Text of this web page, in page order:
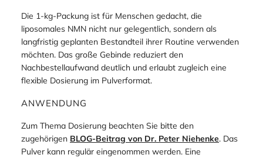
Die 1-kg-Packung ist für Menschen gedacht, die
liposomales NMN nicht nur gelegentlich, sondern als
langfristig geplanten Bestandteil ihrer Routine verwenden
möchten. Das große Gebinde reduziert den
Nachbestellaufwand deutlich und erlaubt zugleich eine
flexible Dosierung im Pulverformat.
ANWENDUNG
Zum Thema Dosierung beachten Sie bitte den
zugehörigen BLOG-Beitrag von Dr. Peter Niehenke. Das
Pulver kann regulär eingenommen werden. Eine